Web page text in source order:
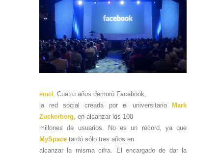
emol . Cuatro años demoró Facebook,
la red social creada por el universitario Mark
Zuckerberg , en alcanzar los 100
millones de usuarios. No es un récord, ya que
MySpace tardó sólo tres años en
alcanzar la misma cifra. El encargado de dar la